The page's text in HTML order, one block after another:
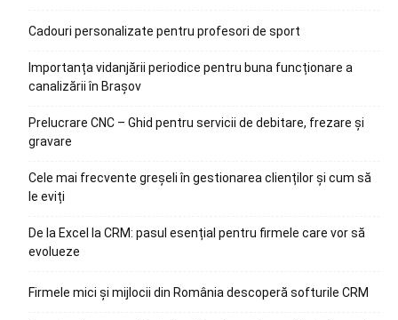
Cadouri personalizate pentru profesori de sport
Importanța vidanjării periodice pentru buna funcționare a
canalizării în Brașov
Prelucrare CNC – Ghid pentru servicii de debitare, frezare și
gravare
Cele mai frecvente greșeli în gestionarea clienților și cum să
le eviți
De la Excel la CRM: pasul esențial pentru firmele care vor să
evolueze
Firmele mici și mijlocii din România descoperă softurile CRM